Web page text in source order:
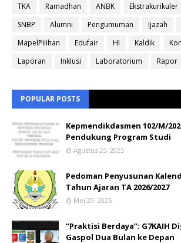
TKA
Ramadhan ANBK Ekstrakurikuler
SNBP
Alumni Pengumuman Ijazah
MapelPilihan
Edufair HI Kaldik
Laporan
Inklusi Laboratorium Rapor
POPULAR POSTS
Kepmendikdasmen 102/M/
Pendukung Program Studi
Agustus 25, 2025
Pedoman Penyusunan
Tahun Ajaran TA 2026/2027
Mei 29, 2026
“Praktisi Berdaya”: G7KAIH
Gaspol Dua Bulan ke Depan